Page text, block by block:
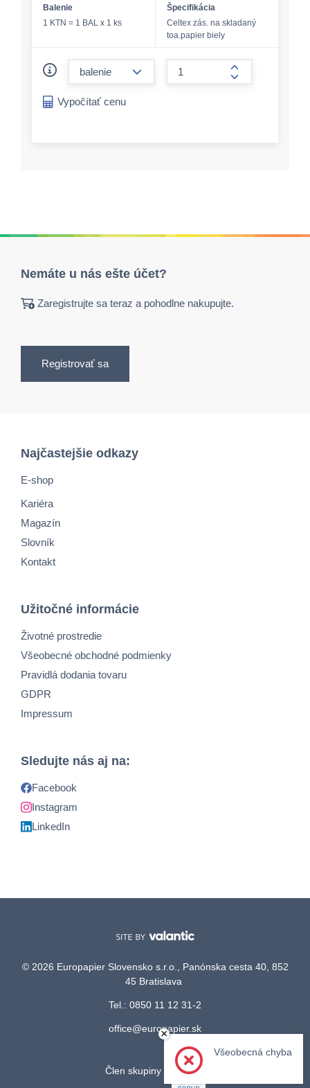
Balenie
1 KTN = 1 BAL x 1 ks
Špecifikácia
Celtex zás. na skladaný
toa.papier biely
form.increase-
Vypočítať cenu
Nemáte u nás ešte účet?
Zaregistrujte sa teraz a pohodlne nakupujte.
Registrovať sa
Najčastejšie odkazy
E-shop
Kariéra
Magazín
Slovník
Kontakt
Užitočné informácie
Životné prostredie
Všeobecné obchodné podmienky
Pravidlá dodania tovaru
GDPR
Impressum
Sledujte nás aj na:
Facebook
Instagram
LinkedIn
© 2026 Europapier Slovensko s.r.o., Panónska cesta 40, 852
45 Bratislava
Tel.: 0850 11 12 31-2
office@europapier.sk
Člen skupiny
×
Všeobecná chyba